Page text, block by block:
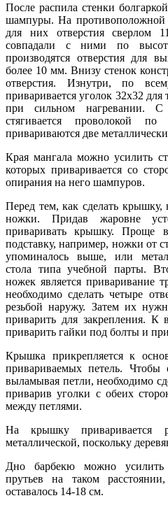
После распила стенки
шампуры. На противоположной
для них отверстия сверлом
совпадали с ними по
производятся отверстия для
более 10 мм. Внизу стенок
отверстия. Изнутри, по
приваривается уголок 32х32
при сильном нагревании.
стягивается проволокой
привариваются две
Края мангала можно усилить
которых приваривается со
опирания на него шампуров.
Перед тем, как сделать крышку,
ножки. Придав жаровне
приваривать крышку. Проще
подставку, например, ножки от
упоминалось выше, или
стола типа учебной парты.
ножек является приваривание
необходимо сделать четыре
резьбой наружу. Затем их
приварить для закрепления.
приварить гайки под болты и
Крышка прикрепляется к
привариваемых петель. Чтобы
выламывая петли, необходимо
приварив уголки с обеих
между петлями.
На крышку приваривается
металлической, поскольку
Дно барбекю можно усилить
прутьев на таком
оставалось 14-18 см.